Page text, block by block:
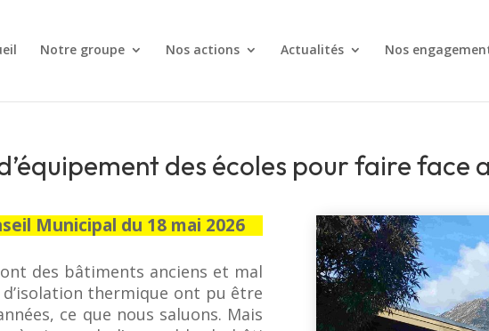
Notre groupe Nos actions Actualités Nos
des écoles pour faire face
Municipal du 18 mai 2026
des bâtiments anciens et mal
thermique ont pu être
ce que nous saluons. Mais